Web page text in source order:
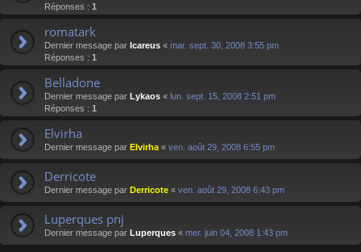
Réponses : 1
romatark
Dernier message par Icareus « mar. sept. 30, 2008 3:55 pm
Réponses : 1
Belladone
Dernier message par Lykaos « lun. sept. 15, 2008 2:51 pm
Réponses : 1
Elvirha
Dernier message par Elvirha « ven. août 29, 2008 6:55 pm
Derricote
Dernier message par Derricote « ven. août 29, 2008 6:43 pm
Luperques pnj
Dernier message par Luperques « mer. juin 04, 2008 1:43 pm